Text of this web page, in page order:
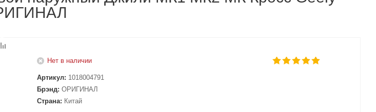
Нет в наличии
Артикул: 1018004791
Брэнд: ОРИГИНАЛ
Страна: Китай